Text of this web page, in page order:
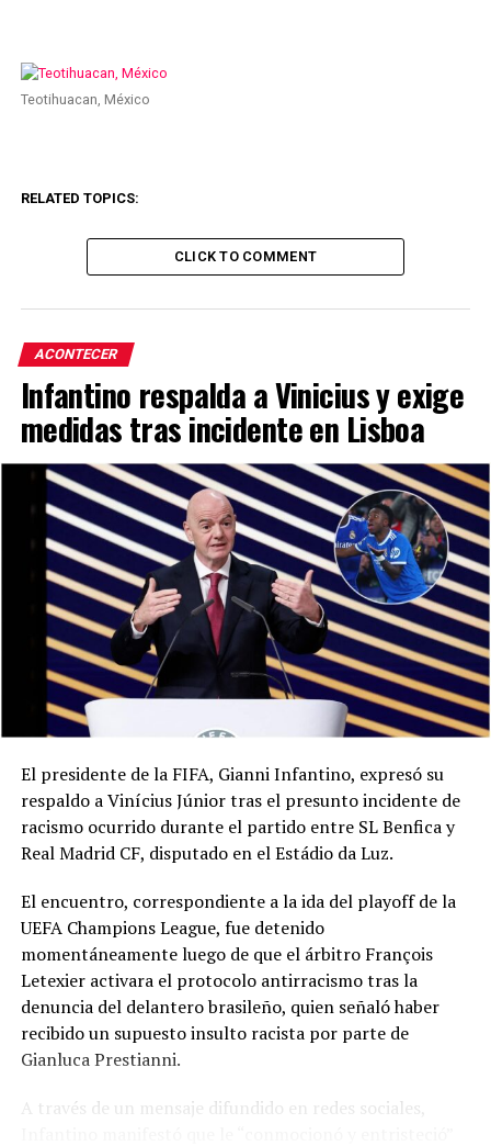
Teotihuacan, México
RELATED TOPICS:
CLICK TO COMMENT
ACONTECER
Infantino respalda a Vinicius y exige
medidas tras incidente en Lisboa
El presidente de la FIFA, Gianni Infantino, expresó su
respaldo a Vinícius Júnior tras el presunto incidente de
racismo ocurrido durante el partido entre SL Benfica y
Real Madrid CF, disputado en el Estádio da Luz.
El encuentro, correspondiente a la ida del playoff de la
UEFA Champions League, fue detenido
momentáneamente luego de que el árbitro François
Letexier activara el protocolo antirracismo tras la
denuncia del delantero brasileño, quien señaló haber
recibido un supuesto insulto racista por parte de
Gianluca Prestianni.
A través de un mensaje difundido en redes sociales,